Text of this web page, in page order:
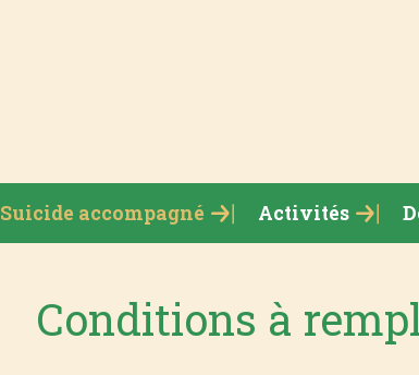
Suicide accompagné Activités
Conditions à